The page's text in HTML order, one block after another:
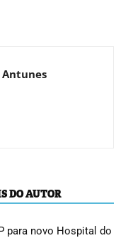
Antunes
DO AUTOR
para novo Hospital do